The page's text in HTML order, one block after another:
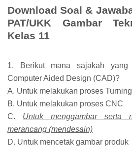
Download Soal &
PAT/UKK Gambar
Kelas 11
1. Berikut mana sajakah yang
Computer Aided Design (CAD)?
A. Untuk melakukan proses
B. Untuk melakukan proses CNC
C. Untuk menggambar serta
merancang (mendesain)
D. Untuk mencetak gambar produk